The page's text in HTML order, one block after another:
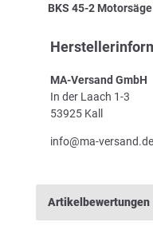
BKS 45-2 Motorsäge
MA-Versand GmbH
In der Laach 1-3
53925 Kall
info@ma-versand.de
Artikelbewertungen